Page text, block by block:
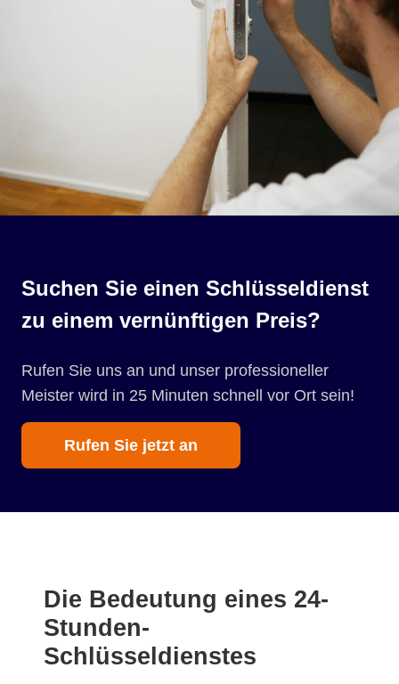
Suchen Sie einen Schlüsseldienst
zu einem vernünftigen Preis?
Rufen Sie uns an und unser professioneller
Meister wird in 25 Minuten schnell vor Ort sein!
Rufen Sie jetzt an
Die Bedeutung eines 24-
Stunden-
Schlüsseldienstes